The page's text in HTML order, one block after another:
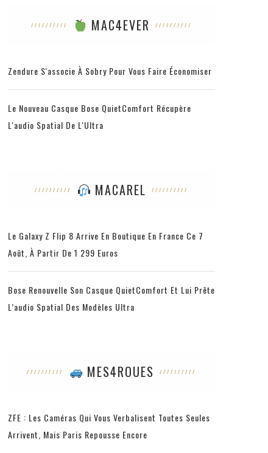
MAC4EVER
Zendure S'associe À Sobry Pour Vous Faire Économiser
Le Nouveau Casque Bose QuietComfort Récupère
L'audio Spatial De L'Ultra
MACAREL
Le Galaxy Z Flip 8 Arrive En Boutique En France Ce 7
Août, À Partir De 1 299 Euros
Bose Renouvelle Son Casque QuietComfort Et Lui Prête
L’audio Spatial Des Modèles Ultra
MES4ROUES
ZFE : Les Caméras Qui Vous Verbalisent Toutes Seules
Arrivent, Mais Paris Repousse Encore